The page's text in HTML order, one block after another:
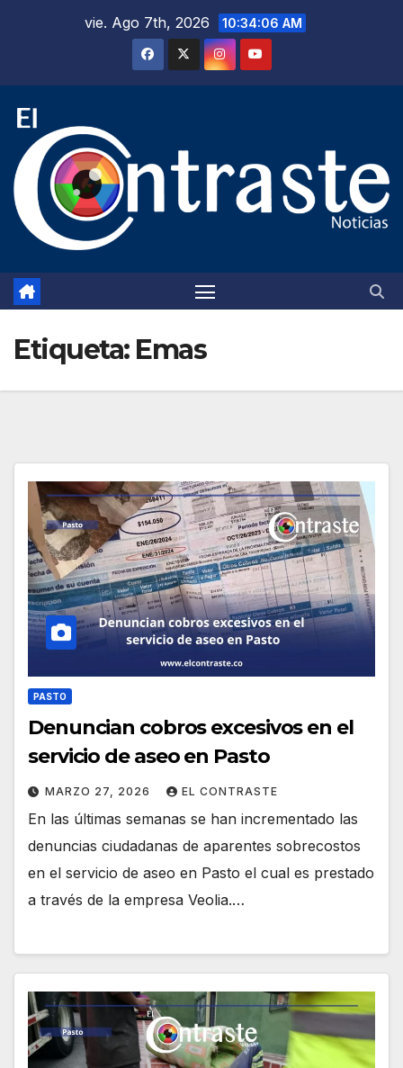
vie. Ago 7th, 2026 10:34:07 AM
Etiqueta: Emas
PASTO
Denuncian cobros excesivos en el
servicio de aseo en Pasto
MARZO 27, 2026 EL CONTRASTE
En las últimas semanas se han incrementado las
denuncias ciudadanas de aparentes sobrecostos
en el servicio de aseo en Pasto el cual es prestado
a través de la empresa Veolia.…